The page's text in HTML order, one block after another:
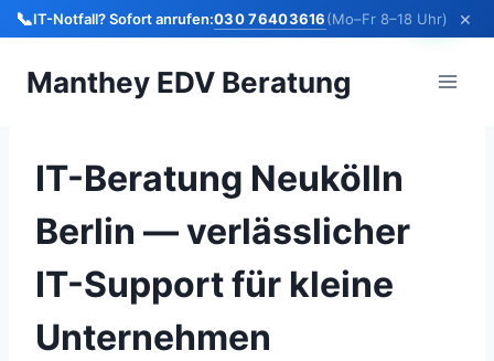
📞IT-Notfall? Sofort anrufen:030 76403616(Mo–Fr 8–18 Uhr) ×
InhaltManthey EDV Beratung
IT-Beratung Neukölln
Berlin — verlässlicher
IT-Support für kleine
Unternehmen